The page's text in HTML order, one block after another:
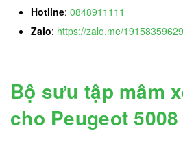
Hotline: 0848911111
Zalo: https://zalo.me/
Bộ sưu tập mâm
cho Peugeot 5008